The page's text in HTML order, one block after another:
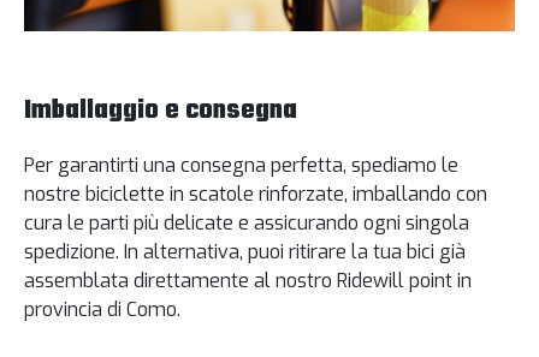
Imballaggio e consegna
Per garantirti una consegna perfetta, spediamo le
nostre biciclette in scatole rinforzate, imballando con
cura le parti più delicate e assicurando ogni singola
spedizione. In alternativa, puoi ritirare la tua bici già
assemblata direttamente al nostro Ridewill point in
provincia di Como.